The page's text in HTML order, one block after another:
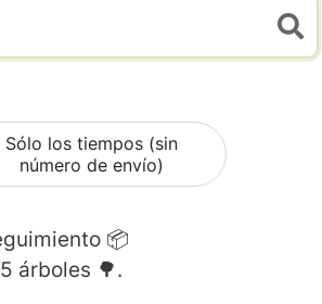
Sólo los tiempos (sin
número de envío)
📦
árboles 🌳.